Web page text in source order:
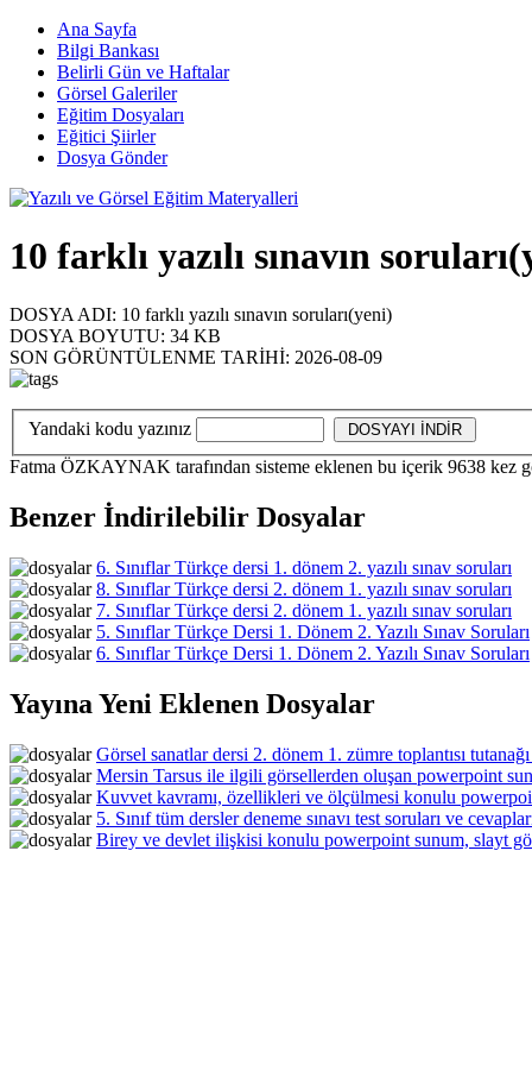
Ana Sayfa
Bilgi Bankası
Belirli Gün ve Haftalar
Görsel Galeriler
Eğitim Dosyaları
Eğitici Şiirler
Dosya Gönder
10 farklı yazılı sınavın
DOSYA ADI: 10 farklı yazılı sınavın soruları(yeni)
DOSYA BOYUTU: 34 KB
SON GÖRÜNTÜLENME TARİHİ: 2026-08-09
Yandaki kodu yazınız
Fatma ÖZKAYNAK tarafından sisteme eklenen bu içerik 9638 kez
Benzer İndirilebilir Dosyalar
6. Sınıflar Türkçe dersi 1. dönem 2. yazılı sınav soruları
8. Sınıflar Türkçe dersi 2. dönem 1. yazılı sınav soruları
7. Sınıflar Türkçe dersi 2. dönem 1. yazılı sınav soruları
5. Sınıflar Türkçe Dersi 1. Dönem 2. Yazılı Sınav Soruları
6. Sınıflar Türkçe Dersi 1. Dönem 2. Yazılı Sınav Soruları
Yayına Yeni Eklenen Dosyalar
Görsel sanatlar dersi 2. dönem 1. zümre toplantısı
Mersin Tarsus ile ilgili görsellerden oluşan powerpoint
Kuvvet kavramı, özellikleri ve ölçülmesi konulu
5. Sınıf tüm dersler deneme sınavı test soruları ve
Birey ve devlet ilişkisi konulu powerpoint sunum, slayt